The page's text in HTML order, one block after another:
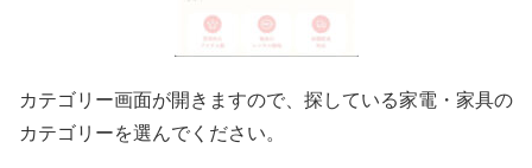
カテゴリー画面が開きますので、探している家電・家具の
カテゴリーを選んでください。